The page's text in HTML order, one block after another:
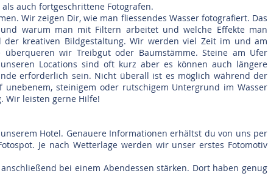
auch fortgeschrittene Fotografen.
Wir zeigen Dir, wie man fliessendes Wasser fotografiert. Das
warum man mit Filtern arbeitet und welche Effekte man
kreativen Bildgestaltung. Wir werden viel Zeit im und am
wir Treibgut oder Baumstämme. Steine am Ufer
Locations sind oft kurz aber es können auch längere
erforderlich sein. Nicht überall ist es möglich während der
steinigem oder rutschigem Untergrund im Wasser
Wir leisten gerne Hilfe!
Hotel. Genauere Informationen erhältst du von uns per
Je nach Wetterlage werden wir unser erstes Fotomotiv
bei einem Abendessen stärken. Dort haben genug